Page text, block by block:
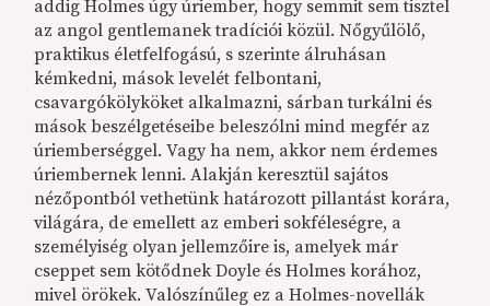
addig Holmes úgy úriember, hogy semmit sem tisztel
az angol gentlemanek tradíciói közül. Nőgyűlölő,
praktikus életfelfogású, s szerinte álruhásan
kémkedni, mások levelét felbontani,
csavargókölyköket alkalmazni, sárban turkálni és
mások beszélgetéseibe beleszólni mind megfér az
úriemberséggel. Vagy ha nem, akkor nem érdemes
úriembernek lenni. Alakján keresztül sajátos
nézőpontból vethetünk határozott pillantást korára,
világára, de emellett az emberi sokféleségre, a
személyiség olyan jellemzőire is, amelyek már
cseppet sem kötődnek Doyle és Holmes korához,
mivel örökek. Valószínűleg ez a Holmes-novellák